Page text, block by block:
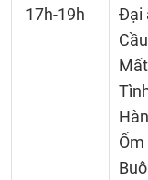
17h-19h
Đại